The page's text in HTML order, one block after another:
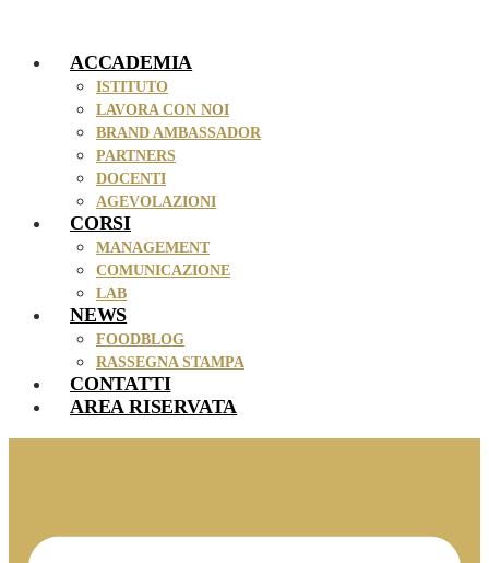
contenutoACCADEMIA
ISTITUTO
LAVORA CON NOI
BRAND AMBASSADOR
PARTNERS
DOCENTI
AGEVOLAZIONI
CORSI
MANAGEMENT
COMUNICAZIONE
LAB
NEWS
FOODBLOG
RASSEGNA STAMPA
CONTATTI
AREA RISERVATA